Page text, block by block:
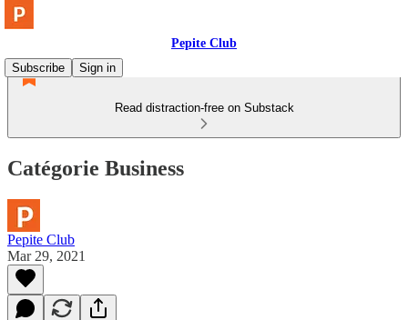
Pepite Club
Subscribe
Sign in
Read distraction-free on Substack
Catégorie Business
Pepite Club
Mar 29, 2021